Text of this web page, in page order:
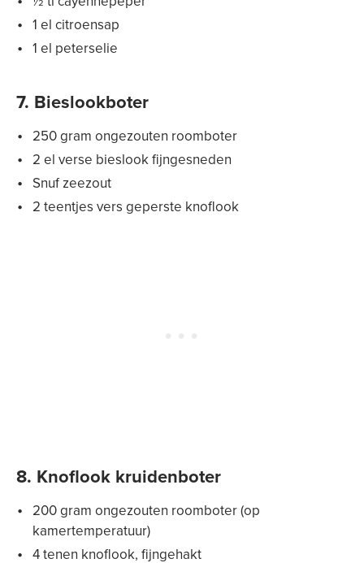
1 el citroensap
1 el peterselie
7. Bieslookboter
250 gram ongezouten roomboter
2 el verse bieslook fijngesneden
Snuf zeezout
2 teentjes vers geperste knoflook
8. Knoflook kruidenboter
200 gram ongezouten roomboter (op
kamertemperatuur)
4 tenen knoflook, fijngehakt